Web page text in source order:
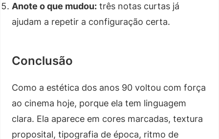
Anote o que mudou: três notas curtas já
ajudam a repetir a configuração certa.
Conclusão
Como a estética dos anos 90 voltou com força
ao cinema hoje, porque ela tem linguagem
clara. Ela aparece em cores marcadas, textura
proposital, tipografia de época, ritmo de